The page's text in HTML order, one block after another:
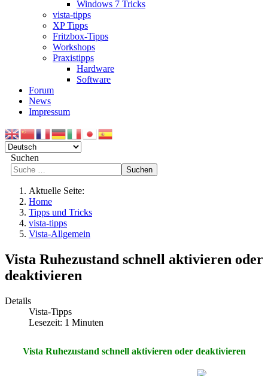
Windows 7 Tricks
vista-tipps
XP Tipps
Fritzbox-Tipps
Workshops
Praxistipps
Hardware
Software
Forum
News
Impressum
Suchen
Suchen
Aktuelle Seite:
Home
Tipps und Tricks
vista-tipps
Vista-Allgemein
Vista Ruhezustand schnell aktivieren oder
deaktivieren
Details
Vista-Tipps
Lesezeit: 1 Minuten
Vista Ruhezustand schnell aktivieren oder deaktivieren